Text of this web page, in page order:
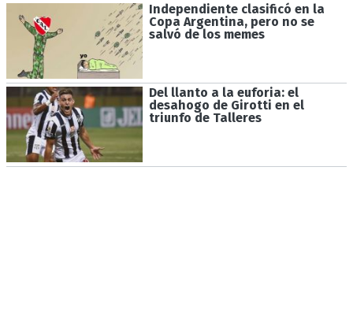
Independiente clasificó en la
Copa Argentina, pero no se
salvó de los memes
Del llanto a la euforia: el
desahogo de Girotti en el
triunfo de Talleres